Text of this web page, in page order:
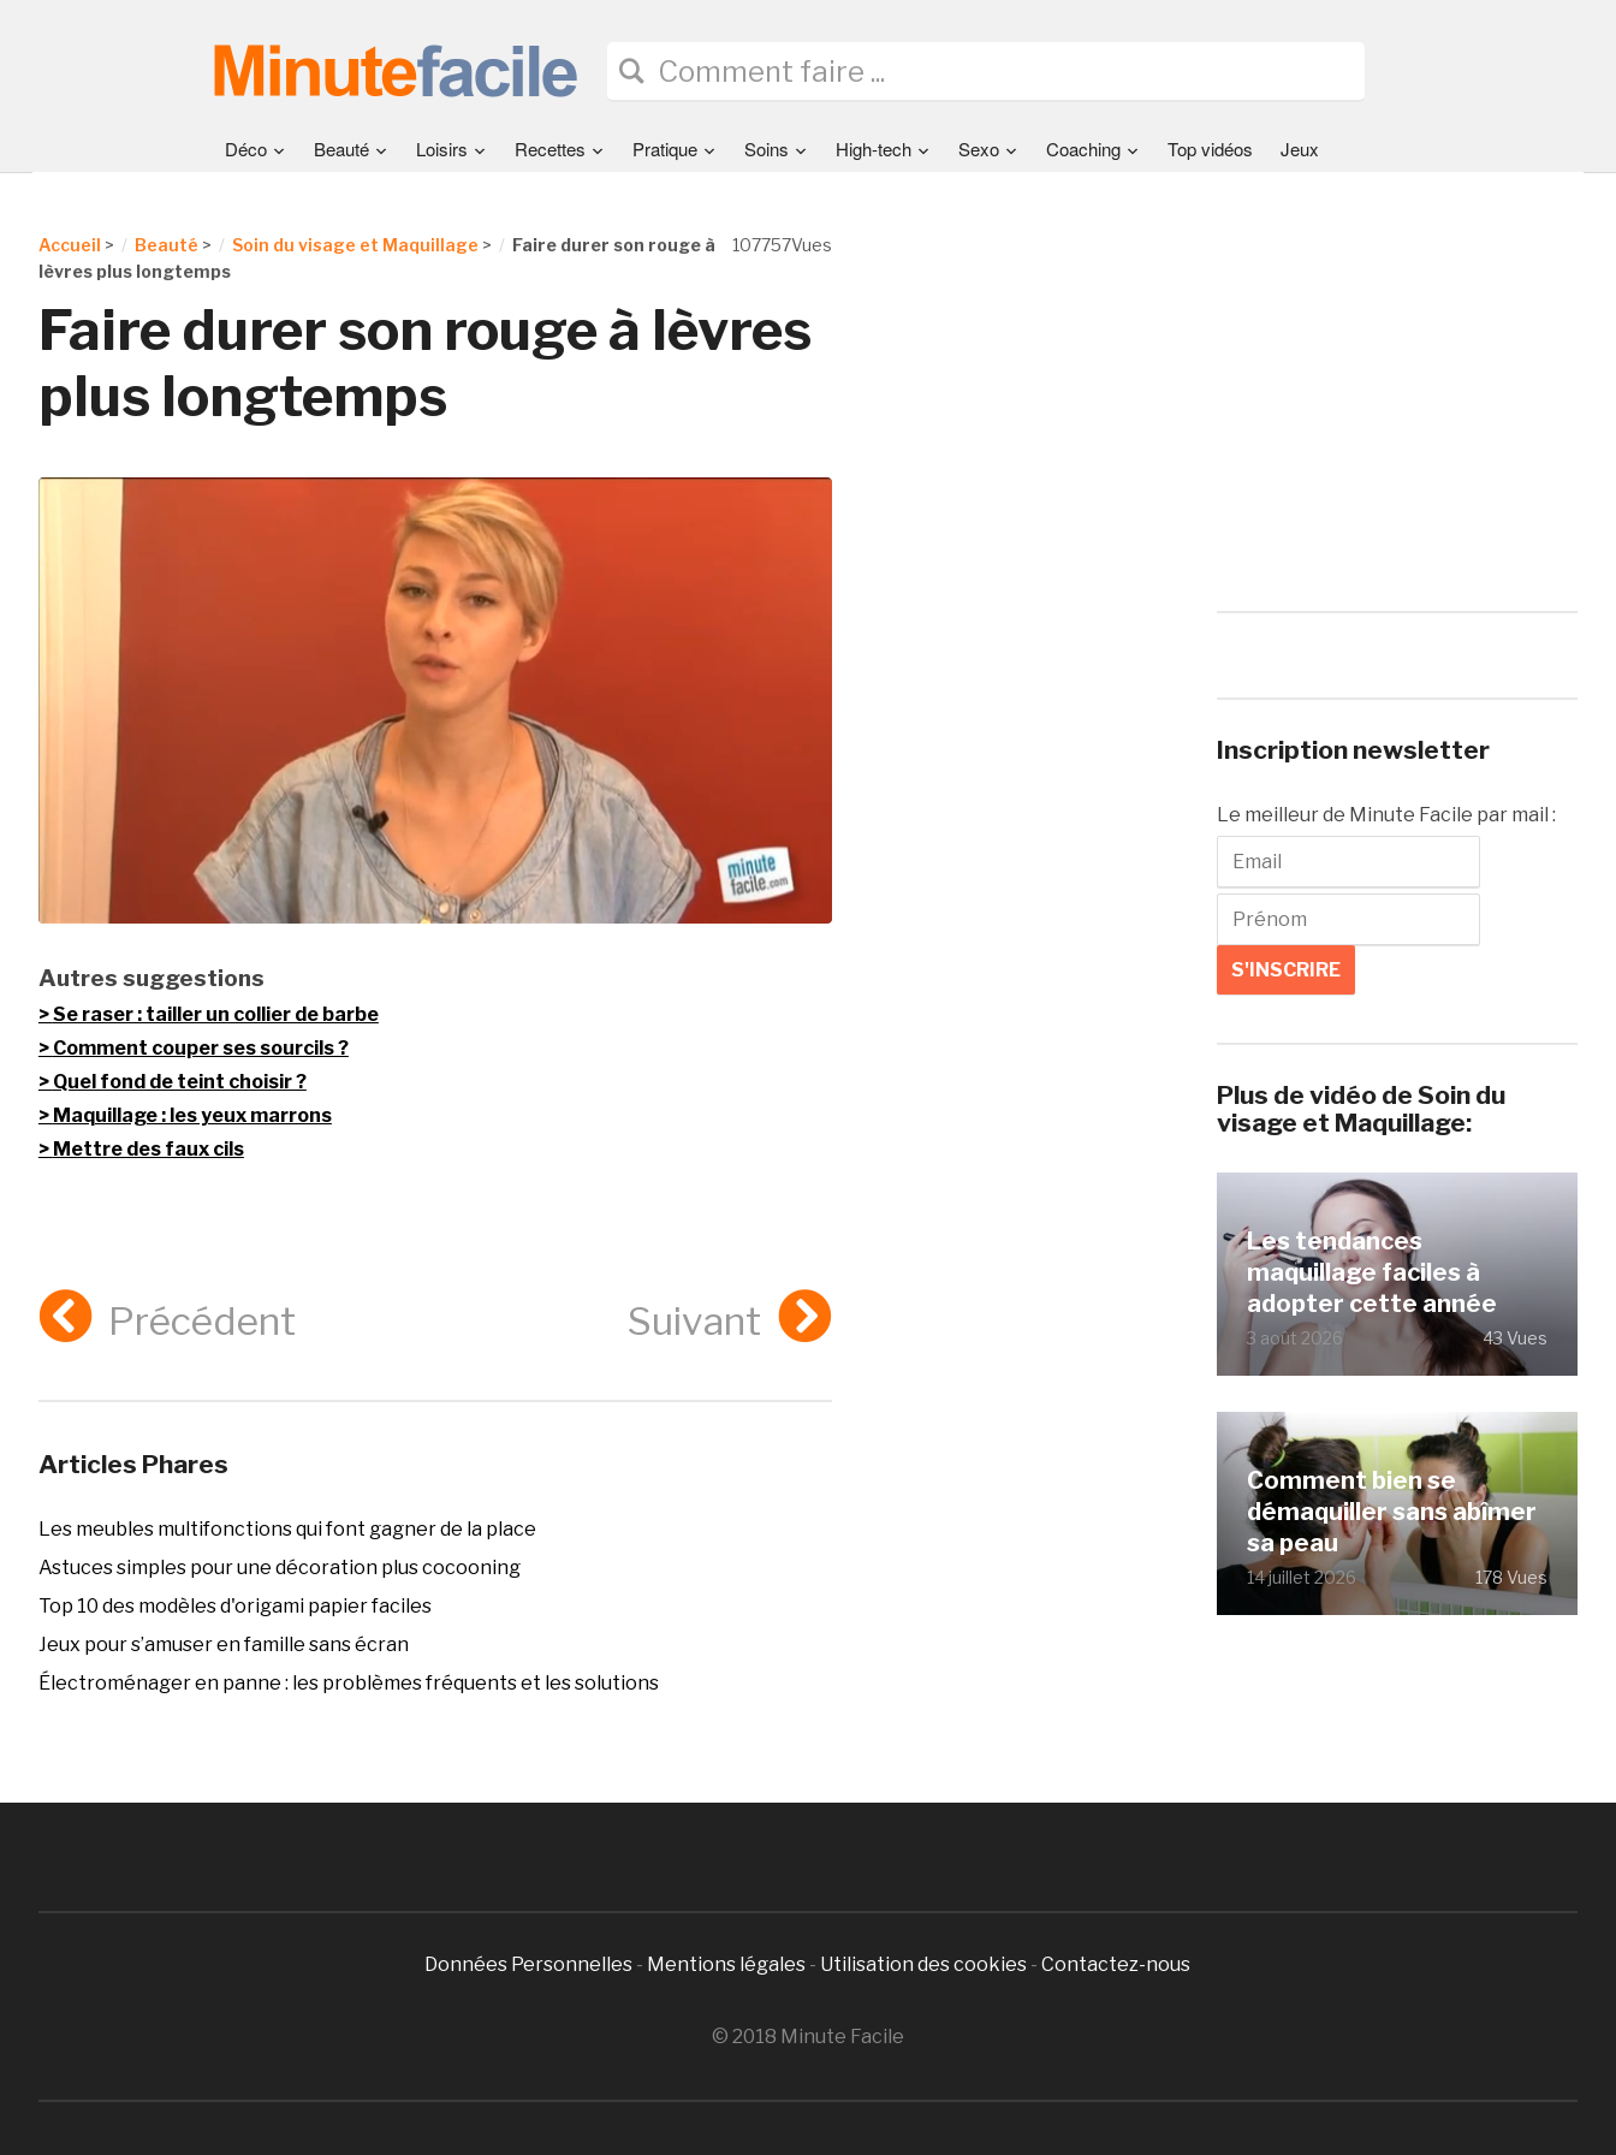
Déco Beauté Loisirs Recettes Pratique Soins High-tech Sexo Coaching Top vidéos Jeux
107757Vues
Accueil > Beauté > Soin du visage et Maquillage >
Faire durer son rouge à
lèvres plus longtemps
Faire durer son rouge à lèvres
plus longtemps
Autres suggestions
Se raser : tailler un collier de barbe
Comment couper ses sourcils ?
Quel fond de teint choisir ?
Maquillage : les yeux marrons
Mettre des faux cils
Précédent Suivant
Articles Phares
Les meubles multifonctions qui font gagner de la place
Astuces simples pour une décoration plus cocooning
Top 10 des modèles d'origami papier faciles
Jeux pour s’amuser en famille sans écran
Électroménager en panne : les problèmes fréquents et les solutions
Inscription newsletter
Le meilleur de Minute Facile par mail :
Plus de vidéo de Soin du
visage et Maquillage:
Les tendances
maquillage faciles à
adopter cette année
3 août 2026 43 Vues
Comment bien se
démaquiller sans abîmer
sa peau
14 juillet 2026 178 Vues
Données Personnelles - Mentions légales - Utilisation des cookies -Contactez-nous
© 2018 Minute Facile